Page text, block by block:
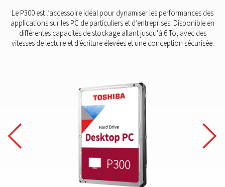
Le P300 est l’accessoire idéal pour dynamiser les performances des
applications sur les PC de particuliers et d’entreprises. Disponible en
différentes capacités de stockage allant jusqu'à 6 To, avec des
vitesses de lecture et d'écriture élevées et une conception sécurisée.